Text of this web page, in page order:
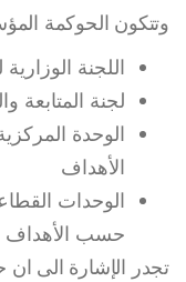
وتتكون الحوكمة
اللجنة
لجنة المتابعة
الوحدة
الأهداف
الوحدات
حسب الأهداف
تجدر الإشارة الى